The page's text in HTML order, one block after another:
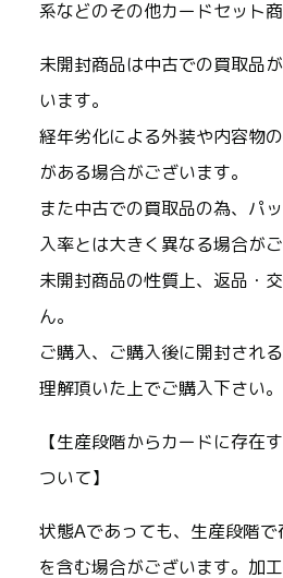
系などのその他カードセット商
未開封商品は中古での買取品
います。
経年劣化による外装や内容物
がある場合がございます。
また中古での買取品の為、パ
入率とは大きく異なる場合がご
未開封商品の性質上、返品・
ん。
ご購入、ご購入後に開封され
理解頂いた上でご購入下さい。
【生産段階からカードに存在
ついて】
状態Aであっても、生産段階で
を含む場合がございます。加